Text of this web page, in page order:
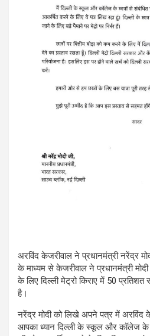
अरविंद केजरीवाल ने प्रधानमंत्री नरेंद्र
के माध्यम से केजरीवाल ने प्रधानमंत्री
के लिए दिल्ली मेट्रो किराए में 50 प्रतिशत
है।
नरेंद्र मोदी को लिखे अपने पत्र में अरविंद
आपका ध्यान दिल्ली के स्कूल और कॉलेज के